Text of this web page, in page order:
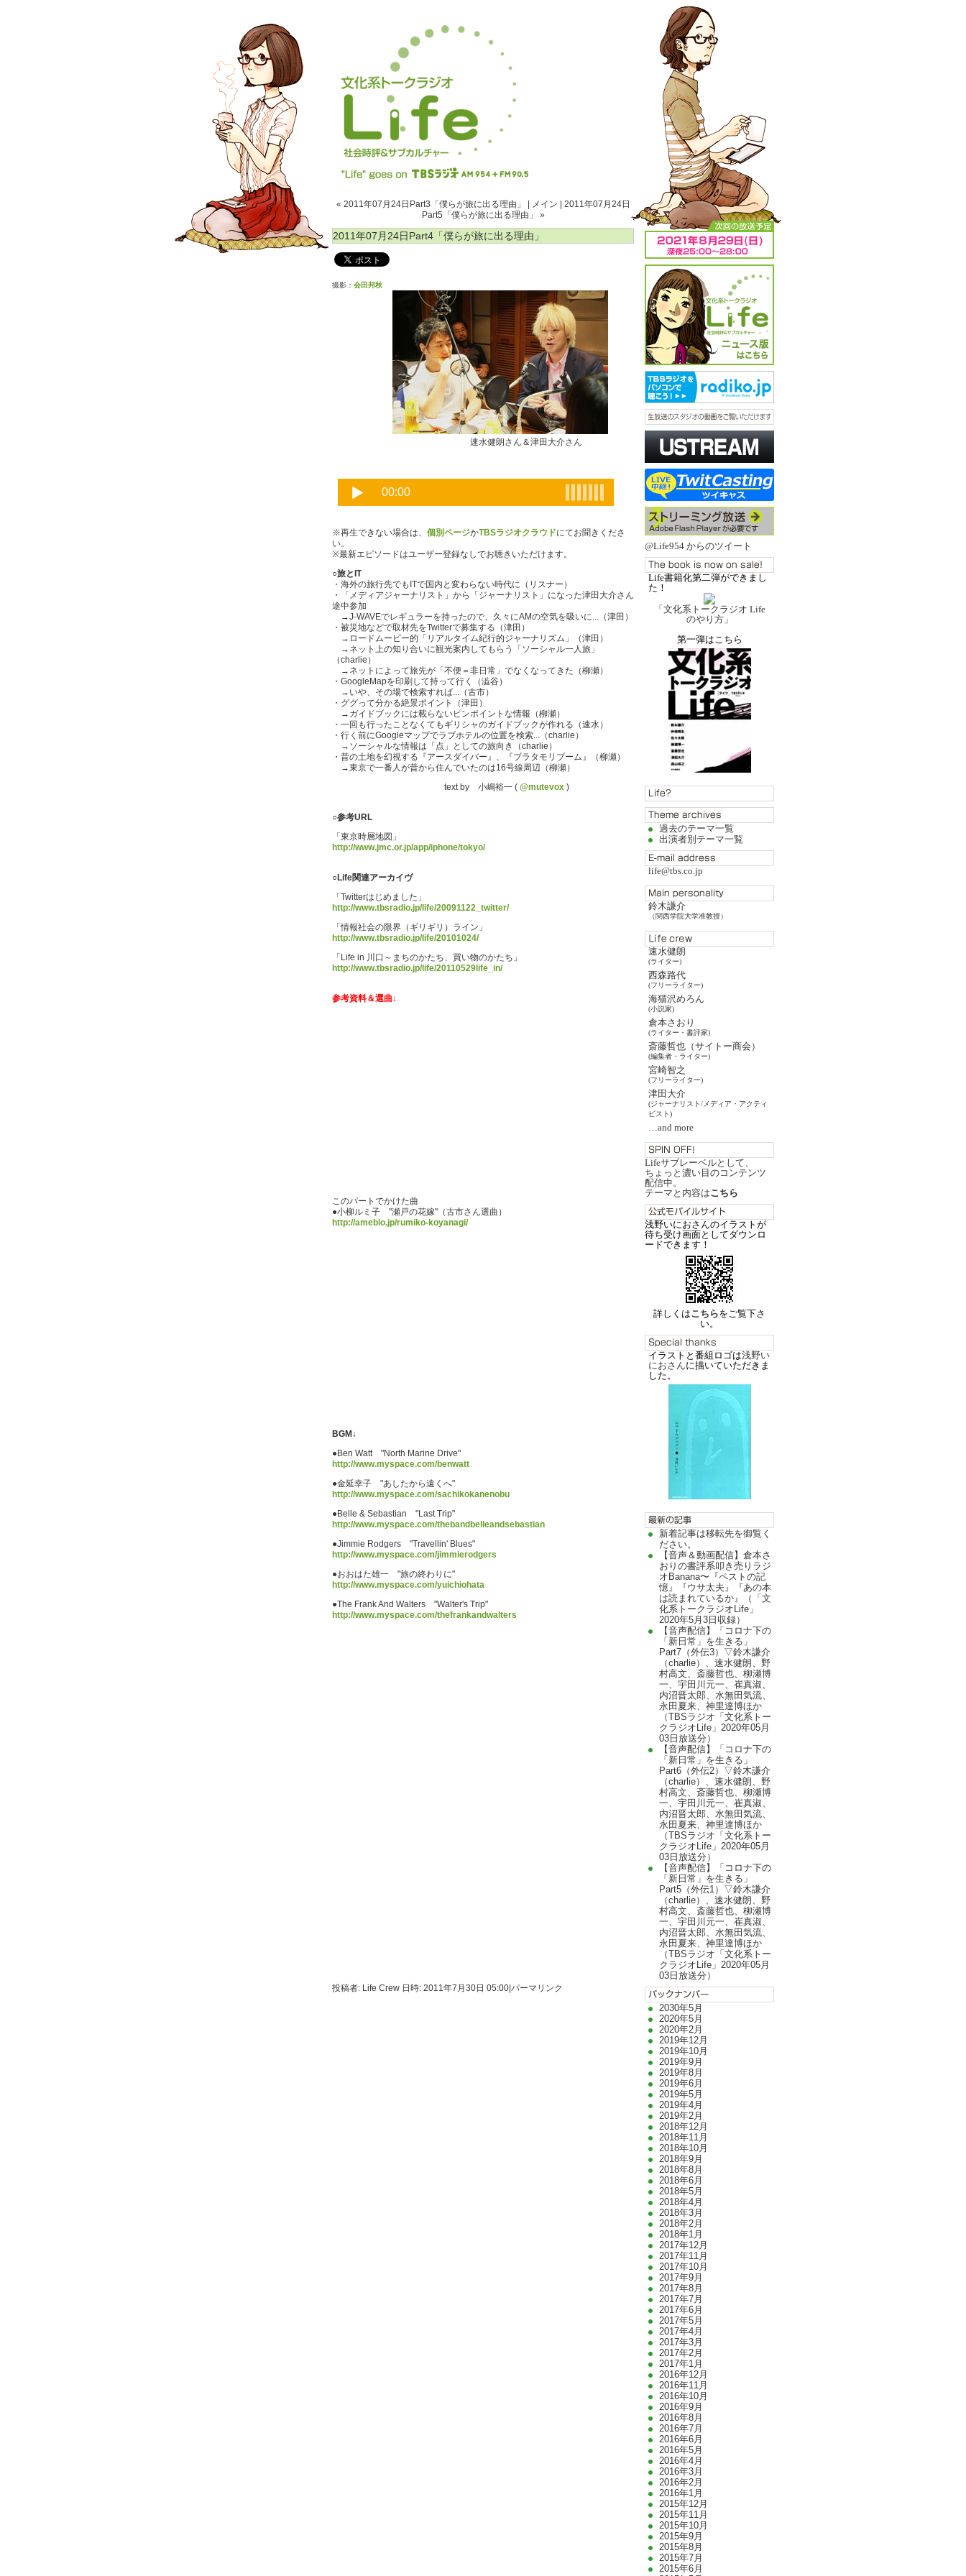
@Life954 からのツイート
Life書籍化第二弾ができまし
た！
「文化系トークラジオ Life
のやり方」
第一弾はこちら
過去のテーマ一覧
出演者別テーマ一覧
life@tbs.co.jp
鈴木謙介
（関西学院大学准教授）
速水健朗
(ライター)
西森路代
(フリーライター)
海猫沢めろん
(小説家)
倉本さおり
(ライター・書評家)
斎藤哲也（サイトー商会）
(編集者・ライター)
宮崎智之
(フリーライター)
津田大介
(ジャーナリスト/メディア・アクティ
ビスト)
…and more
Lifeサブレーベルとして、
ちょっと濃い目のコンテンツ
配信中。
テーマと内容はこちら
浅野いにおさんのイラストが
待ち受け画面としてダウンロ
ードできます！
詳しくはこちらをご覧下さ
い。
イラストと番組ロゴは浅野い
におさんに描いていただきま
した。
新着記事は移転先を御覧く
ださい。
【音声＆動画配信】倉本さ
おりの書評系叩き売りラジ
オBanana〜『ペストの記
憶』『ウサ太夫』『あの本
は読まれているか』（「文
化系トークラジオLife」
2020年5月3日収録）
【音声配信】「コロナ下の
「新日常」を生きる」
Part7（外伝3）▽鈴木謙介
（charlie）、速水健朗、野
村高文、斎藤哲也、柳瀬博
一、宇田川元一、崔真淑、
内沼晋太郎、水無田気流、
永田夏来、神里達博ほか
（TBSラジオ「文化系トー
クラジオLife」2020年05月
03日放送分）
【音声配信】「コロナ下の
「新日常」を生きる」
Part6（外伝2）▽鈴木謙介
（charlie）、速水健朗、野
村高文、斎藤哲也、柳瀬博
一、宇田川元一、崔真淑、
内沼晋太郎、水無田気流、
永田夏来、神里達博ほか
（TBSラジオ「文化系トー
クラジオLife」2020年05月
03日放送分）
【音声配信】「コロナ下の
「新日常」を生きる」
Part5（外伝1）▽鈴木謙介
（charlie）、速水健朗、野
村高文、斎藤哲也、柳瀬博
一、宇田川元一、崔真淑、
内沼晋太郎、水無田気流、
永田夏来、神里達博ほか
（TBSラジオ「文化系トー
クラジオLife」2020年05月
03日放送分）
2030年5月
2020年5月
2020年2月
2019年12月
2019年10月
2019年9月
2019年8月
2019年6月
2019年5月
2019年4月
2019年2月
2018年12月
2018年11月
2018年10月
2018年9月
2018年8月
2018年6月
2018年5月
2018年4月
2018年3月
2018年2月
2018年1月
2017年12月
2017年11月
2017年10月
2017年9月
2017年8月
2017年7月
2017年6月
2017年5月
2017年4月
2017年3月
2017年2月
2017年1月
2016年12月
2016年11月
2016年10月
2016年9月
2016年8月
2016年7月
2016年6月
2016年5月
2016年4月
2016年3月
2016年2月
2016年1月
2015年12月
2015年11月
2015年10月
2015年9月
2015年8月
2015年7月
2015年6月
« 2011年07月24日Part3「僕らが旅に出る理由」 メイン
2011年07月24日
Part5「僕らが旅に出る理由」 »
2011年07月24日Part4「僕らが旅に出る理由」
撮影： 会田邦秋
速水健朗さん＆津田大介さん
※再生できない場合は、 個別ページかTBSラジオクラウドにてお聞きくださ
い。
※最新エピソードはユーザー登録なしでお聴きいただけます。
○旅とIT
・海外の旅行先でもITで国内と変わらない時代に（リスナー）
・「メディアジャーナリスト」から「ジャーナリスト」になった津田大介さん
途中参加
→J-WAVEでレギュラーを持ったので、久々にAMの空気を吸いに...（津田）
・被災地などで取材先をTwitterで募集する（津田）
→ロードムービー的「リアルタイム紀行的ジャーナリズム」（津田）
→ネット上の知り合いに観光案内してもらう「ソーシャル一人旅」
（charlie）
→ネットによって旅先が「不便＝非日常」でなくなってきた（柳瀬）
・GoogleMapを印刷して持って行く（澁谷）
→いや、その場で検索すれば...（古市）
・ググって分かる絶景ポイント（津田）
→ガイドブックには載らないピンポイントな情報（柳瀬）
・一回も行ったことなくてもギリシャのガイドブックが作れる（速水）
・行く前にGoogleマップでラブホテルの位置を検索...（charlie）
→ソーシャルな情報は「点」としての旅向き（charlie）
・昔の土地を幻視する『アースダイバー』、『ブラタモリブーム』（柳瀬）
→東京で一番人が昔から住んでいたのは16号線周辺（柳瀬）
text by 小嶋裕一 ( @mutevox )
○参考URL
「東京時層地図」
http://www.jmc.or.jp/app/iphone/tokyo/
○Life関連アーカイヴ
「Twitterはじめました」
http://www.tbsradio.jp/life/20091122_twitter/
「情報社会の限界（ギリギリ）ライン」
http://www.tbsradio.jp/life/20101024/
「Life in 川口～まちのかたち、買い物のかたち」
http://www.tbsradio.jp/life/20110529life_in/
参考資料＆選曲↓
このパートでかけた曲
●小柳ルミ子 "瀬戸の花嫁"（古市さん選曲）
http://ameblo.jp/rumiko-koyanagi/
BGM↓
●Ben Watt "North Marine Drive"
http://www.myspace.com/benwatt
●金延幸子 "あしたから遠くへ"
http://www.myspace.com/sachikokanenobu
●Belle & Sebastian "Last Trip"
http://www.myspace.com/thebandbelleandsebastian
●Jimmie Rodgers "Travellin' Blues"
http://www.myspace.com/jimmierodgers
●おおはた雄一 "旅の終わりに"
http://www.myspace.com/yuichiohata
●The Frank And Walters "Walter's Trip"
http://www.myspace.com/thefrankandwalters
投稿者: Life Crew 日時: 2011年7月30日 05:00 パーマリンク